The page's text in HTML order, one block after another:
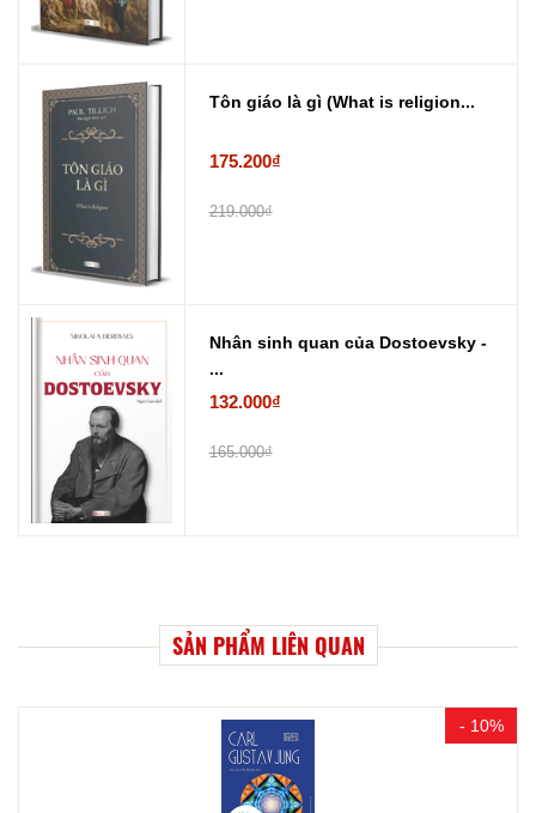
Tôn giáo là gì (What is religion...
175.200₫
219.000₫
Nhân sinh quan của Dostoevsky -
...
132.000₫
165.000₫
SẢN PHẨM LIÊN QUAN
- 10%